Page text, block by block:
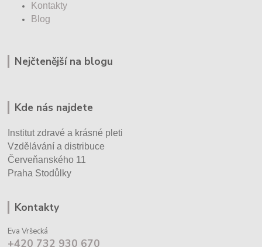
Kontakty
Blog
Nejčtenější na blogu
Kde nás najdete
Institut zdravé a krásné pleti
Vzdělávání a distribuce
Červeňanského 11
Praha Stodůlky
Kontakty
Eva Vršecká
+420 732 930 670